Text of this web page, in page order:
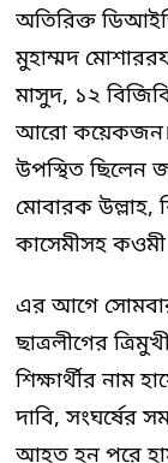
অতিরিক্ত
মুহাম্মদ
মাসুদ, ১২
আরো কয়েকজন।
উপস্থিত ছিলেন
মোবারক
কাসেমীসহ কওমী
এর আগে সোমবার
ছাত্রলীগের
শিক্ষার্থীর নাম
দাবি, সংঘর্ষের
আহত হন পরে